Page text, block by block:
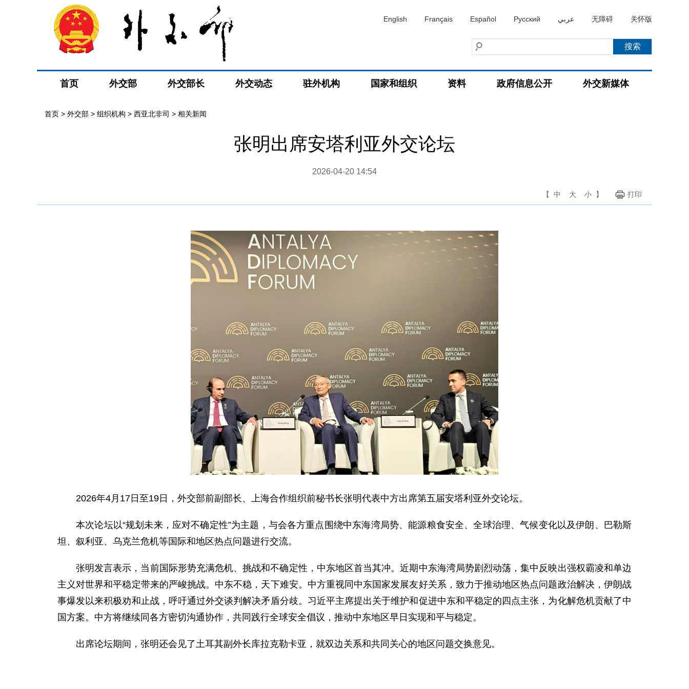
English Français Español Русский عربي 无障碍 关怀版
首页 外交部 外交部长 外交动态 驻外机构 国家和组织 资料 政府信息公开 外交新媒体
首页 > 外交部 > 组织机构 > 西亚北非司 > 相关新闻
张明出席安塔利亚外交论坛
2026-04-20 14:54
【 中 大 小 】 打印
2026年4月17日至19日，外交部前副部长、上海合作组织前秘书长张明代表中方出席第五届安塔利亚外交论坛。
本次论坛以“规划未来，应对不确定性”为主题，与会各方重点围绕中东海湾局势、能源粮食安全、全球治理、气候变化以及伊朗、巴勒斯
坦、叙利亚、乌克兰危机等国际和地区热点问题进行交流。
张明发言表示，当前国际形势充满危机、挑战和不确定性，中东地区首当其冲。近期中东海湾局势剧烈动荡，集中反映出强权霸凌和单边
主义对世界和平稳定带来的严峻挑战。中东不稳，天下难安。中方重视同中东国家发展友好关系，致力于推动地区热点问题政治解决，伊朗战
事爆发以来积极劝和止战，呼吁通过外交谈判解决矛盾分歧。习近平主席提出关于维护和促进中东和平稳定的四点主张，为化解危机贡献了中
国方案。中方将继续同各方密切沟通协作，共同践行全球安全倡议，推动中东地区早日实现和平与稳定。
出席论坛期间，张明还会见了土耳其副外长库拉克勒卡亚，就双边关系和共同关心的地区问题交换意见。